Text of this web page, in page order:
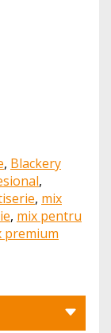
, Blackery
,
, mix
, mix pentru
premium